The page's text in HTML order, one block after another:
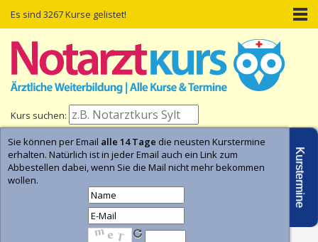
Es sind 3267 Kurse gelistet!
Kurs suchen:
Home Kurs-Termine Kurs-Suche
Neueste Kurseinträge Kurstermine
Sie können per Email alle 14 Tage die neusten Kurstermine
erhalten. Natürlich ist in jeder Email auch ein Link zum
Abbestellen dabei, wenn Sie die Mail nicht mehr bekommen
wollen.